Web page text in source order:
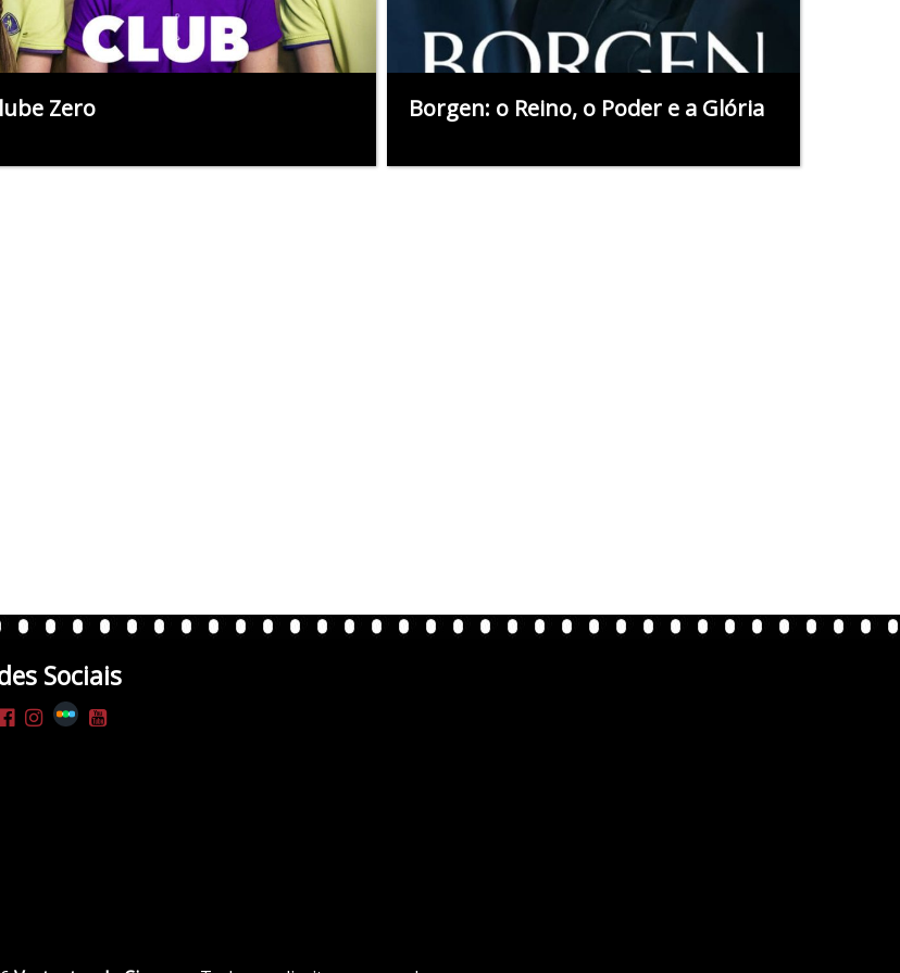
Zero Borgen: o Reino, o Poder e a Glória
Sociais